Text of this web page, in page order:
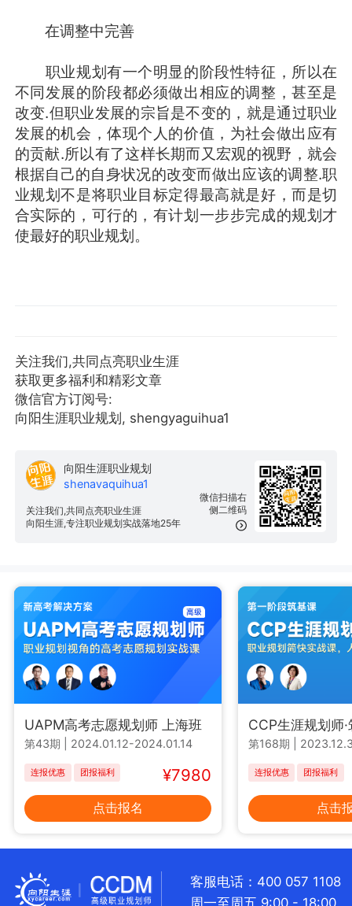
在调整中完善
职业规划有一个明显的阶段性特征，所以在
不同发展的阶段都必须做出相应的调整，甚至是
改变.但职业发展的宗旨是不变的，就是通过职业
发展的机会，体现个人的价值，为社会做出应有
的贡献.所以有了这样长期而又宏观的视野，就会
根据自己的自身状况的改变而做出应该的调整.职
业规划不是将职业目标定得最高就是好，而是切
合实际的，可行的，有计划一步步完成的规划才
使最好的职业规划。
关注我们,共同点亮职业生涯
获取更多福利和精彩文章
微信官方订阅号:
向阳生涯职业规划, shengyaguihua1
微信扫描右
侧二维码
向阳生涯职业规划
shenavaquihua1
关注我们,共同点亮职业生涯
向阳生涯,专注职业规划实战落地25年
UAPM高考志愿规划师 上海班
第43期 2024.01.12-2024.01.14
连报优惠 团报福利 ¥7980
点击报名
CCP生涯规划师
第168期
连报优惠 团报福利
点击
客服电话：400 057 1108